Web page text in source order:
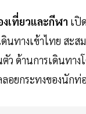
เที่ยวและกีฬา เปิ
ดินทางเข้าไทย สะ
ด้านการเดินทา
ลอยกระทงของนั